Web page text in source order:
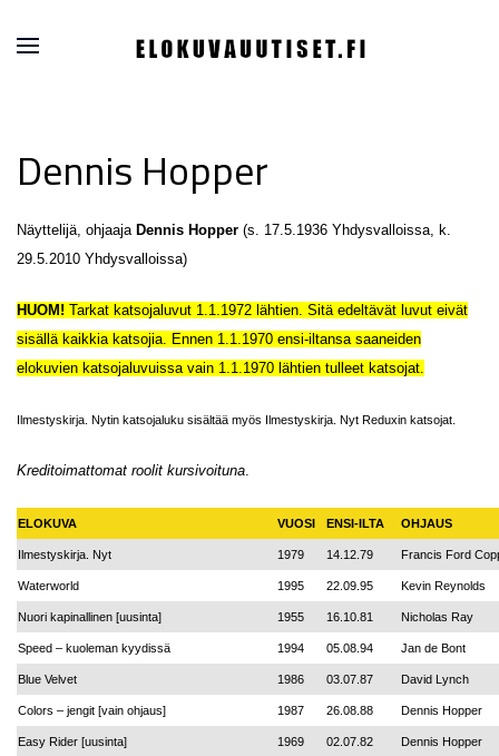
Dennis Hopper
Näyttelijä, ohjaaja Dennis Hopper (s. 17.5.1936 Yhdysvalloissa, k.
29.5.2010 Yhdysvalloissa)
HUOM! Tarkat katsojaluvut 1.1.1972 lähtien. Sitä edeltävät luvut eivät
sisällä kaikkia katsojia. Ennen 1.1.1970 ensi-iltansa saaneiden
elokuvien katsojaluvuissa vain 1.1.1970 lähtien tulleet katsojat.
Ilmestyskirja. Nytin katsojaluku sisältää myös Ilmestyskirja. Nyt Reduxin katsojat.
Kreditoimattomat roolit kursivoituna.
ELOKUVA VUOSI ENSI-ILTA OHJAUS
Ilmestyskirja. Nyt 1979 14.12.79 Francis Ford
Waterworld 1995 22.09.95 Kevin Reynolds
Nuori kapinallinen [uusinta] 1955 16.10.81 Nicholas Ray
Speed – kuoleman kyydissä 1994 05.08.94 Jan de Bont
Blue Velvet 1986 03.07.87 David Lynch
Colors – jengit [vain ohjaus] 1987 26.08.88 Dennis Hopper
Easy Rider [uusinta] 1969 02.07.82 Dennis Hopper